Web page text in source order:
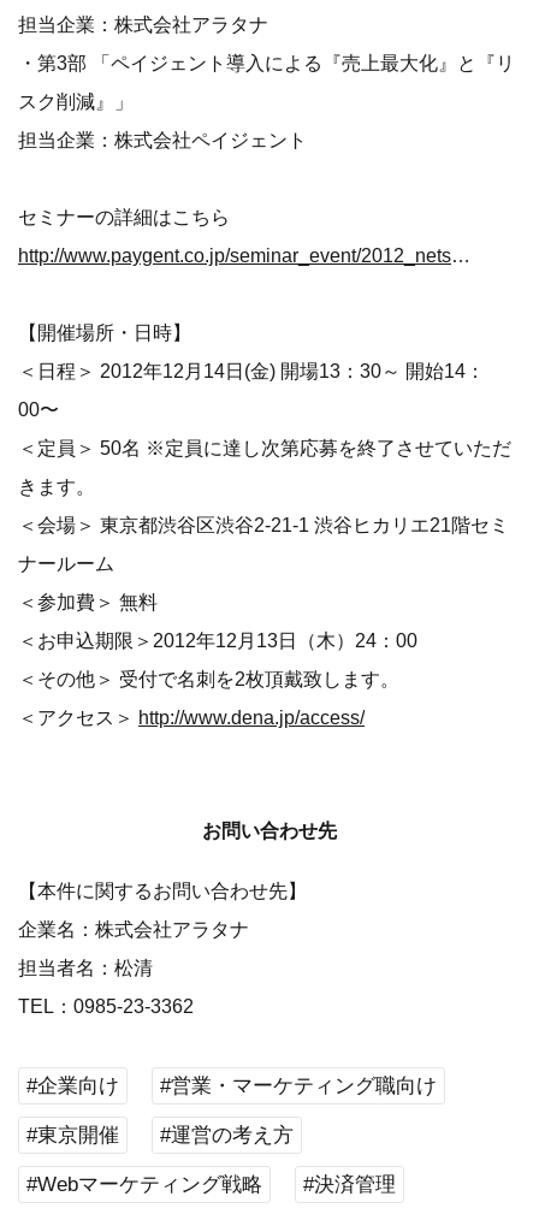
担当企業：株式会社アラタナ
・第3部 「ペイジェント導入による『売上最大化』と『リ
スク削減』」
担当企業：株式会社ペイジェント
セミナーの詳細はこちら
http://www.paygent.co.jp/seminar_event/2012_netshop_success/
【開催場所・日時】
＜日程＞ 2012年12月14日(金) 開場13：30～ 開始14：
00〜
＜定員＞ 50名 ※定員に達し次第応募を終了させていただ
きます。
＜会場＞ 東京都渋谷区渋谷2-21-1 渋谷ヒカリエ21階セミ
ナールーム
＜参加費＞ 無料
＜お申込期限＞2012年12月13日（木）24：00
＜その他＞ 受付で名刺を2枚頂戴致します。
＜アクセス＞ http://www.dena.jp/access/
お問い合わせ先
【本件に関するお問い合わせ先】
企業名：株式会社アラタナ
担当者名：松清
TEL：0985-23-3362
#企業向け #営業・マーケティング職向け
#東京開催 #運営の考え方
#Webマーケティング戦略 #決済管理